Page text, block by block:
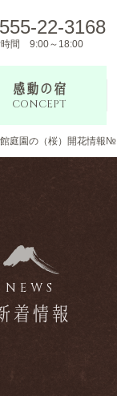
22-3168
時間 9:00～18:00
感動の宿
CONCEPT
NEWS
着情報
庭園の（桜）開花情報№